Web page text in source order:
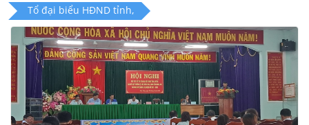
Tổ đại biểu HĐND tỉnh,